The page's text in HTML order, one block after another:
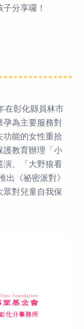
分享囉！
在彰化縣員林市
孕為主要服務對
功能的女性重拾
護教育辦理「小
演、「大野狼看
出《祕密派對》
眾對兒童自我保